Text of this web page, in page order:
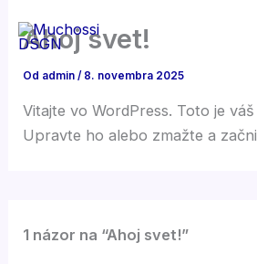
Ahoj svet!
Od admin/ 8. novembra 2025
Vitajte vo WordPress. Toto je
Upravte ho alebo zmažte a
1 názor na “Ahoj svet!”